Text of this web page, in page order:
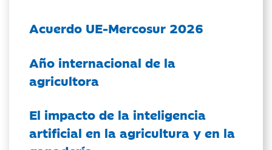
Acuerdo UE-Mercosur 2026
Año internacional de la
agricultora
El impacto de la inteligencia
artificial en la agricultura y en la